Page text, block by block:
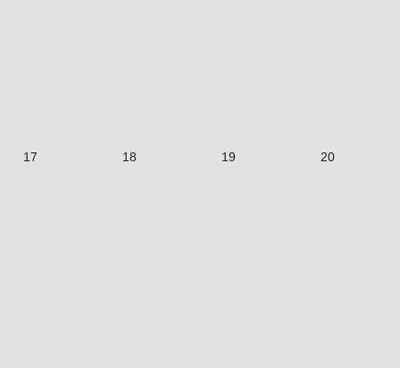
17 18 19 20